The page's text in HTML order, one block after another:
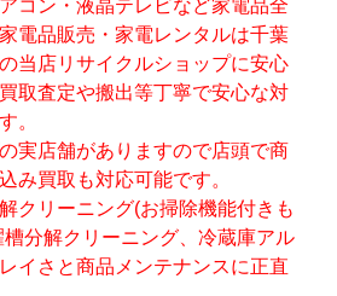
コン・液晶テレビなど家電品全
電品販売・家電レンタルは千葉
当店リサイクルショップに安心
取査定や搬出等丁寧で安心な対
。
実店舗がありますので店頭で商
み買取も対応可能です。
クリーニング(お掃除機能付きも
分解クリーニング、冷蔵庫アル
イさと商品メンテナンスに正直